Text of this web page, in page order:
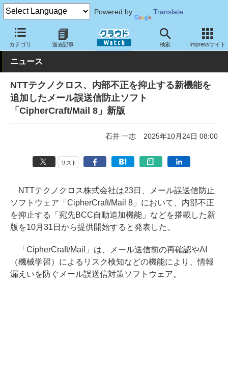
Powered by Translate
カテゴリ 過去記事 検索 Impressサイト
クラウド Watch セキュリティ セキュリティソフト
ニュース
NTTテクノクロス、内部不正を抑止する新機能を
追加したメール誤送信防止ソフト
「CipherCraft/Mail 8」新版
石井 一志 2025年10月24日 08:00
リスト
NTTテクノクロス株式会社は23日、メール誤送信防止
ソフトウェア「CipherCraft/Mail 8」において、内部不正
を抑止する「宛先BCC自動追加機能」などを搭載した新
版を10月31日から提供開始すると発表した。
「CipherCraft/Mail」は、メール送信前の再確認やAI
（機械学習）によるリスク検知などの機能により、情報
漏えいを防ぐメール誤送信対策ソフトウェア。